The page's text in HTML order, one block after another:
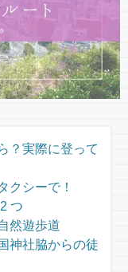
？実際に登って
クシーで！
つ
然遊歩道
神社脇からの徒